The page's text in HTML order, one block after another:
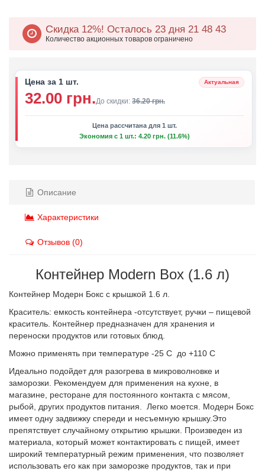
Скидка 12%!Осталось 23 дня 21 48 43
Количество акционных товаров ограничено
Цена за 1 шт. Актуальная
32.00 грн.До скидки: 36.20 грн.
Цена рассчитана для 1 шт.
Экономия с 1 шт.: 4.20 грн. (11.6%)
Описание
Характеристики
Отзывов (0)
Контейнер Modern Box (1.6 л)
Контейнер Модерн Бокс с крышкой 1.6 л.
Краситель: емкость контейнера -отсутствует, ручки – пищевой
краситель. Контейнер предназначен для хранения и
переноски продуктов или готовых блюд.
Можно применять при температуре -25 С до +110 С
Идеально подойдет для разогрева в микроволновке и
заморозки. Рекомендуем для применения на кухне, в
магазине, ресторане для постоянного контакта с мясом,
рыбой, других продуктов питания. Легко моется. Модерн Бокс
имеет одну задвижку спереди и несъемную крышку.Это
препятствует случайному открытию крышки. Произведен из
материала, который может контактировать с пищей, имеет
широкий температурный режим применения, что позволяет
использовать его как при заморозке продуктов, так и при